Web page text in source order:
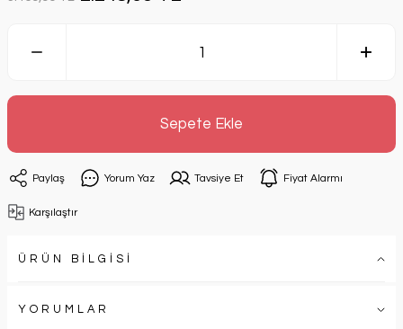
Sepete Ekle
Paylaş Yorum Yaz Tavsiye Et Fiyat Alarmı
Karşılaştır
ÜRÜN BİLGİSİ
YORUMLAR